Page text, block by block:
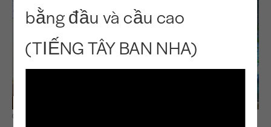
bằng đầu và cầu cao
(TIẾNG TÂY BAN NHA)
Quan sát & Học hỏi